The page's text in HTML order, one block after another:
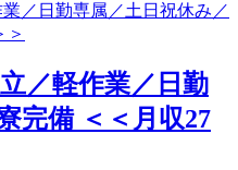
／軽作業／日勤
完備 ＜＜月収27